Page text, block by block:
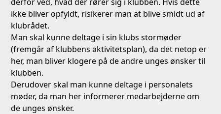
ikke bliver opfyldt, risikerer man at blive smidt ud af
klubrådet.
Man skal kunne deltage i sin klubs stormøder
(fremgår af klubbens aktivitetsplan), da det netop er
her, man bliver klogere på de andre unges ønsker til
klubben.
Derudover skal man kunne deltage i personalets
møder, da man her informerer medarbejderne om
de unges ønsker.